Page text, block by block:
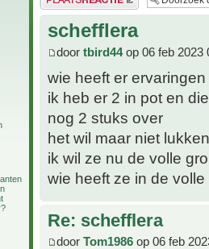
schefflera
door tbird44op 06 feb 2023
wie heeft er
ik heb er 2 in pot en
nog 2 stuks over
het wil maar niet
ik wil ze nu de volle
wie heeft ze in de
Re: schefflera
door Tom1986 op 06 feb